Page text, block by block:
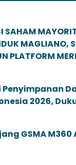
MAGLIANO,
PLATFORM
Penyimpanan
2026,
GSMA M360